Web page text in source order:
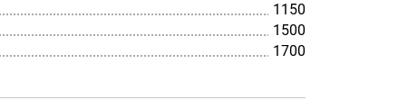
1150
1500
1700